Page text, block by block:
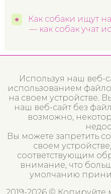
Как собаки ищут
— как собак учат
Используя наш веб-
использованием
на своем устройстве.
наш веб-сайт без
возможно,
Вы можете запретить
своем
соответствующим
внимание, что
умолчанию